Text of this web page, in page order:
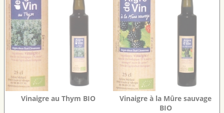
Vinaigre au Thym BIO
Vinaigre à la Mûre sauvage
BIO